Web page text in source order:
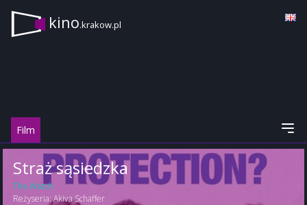
kino.krakow.pl
Film
Straż sąsiedzka
The Watch
Reżyseria:Akiva Schaffer